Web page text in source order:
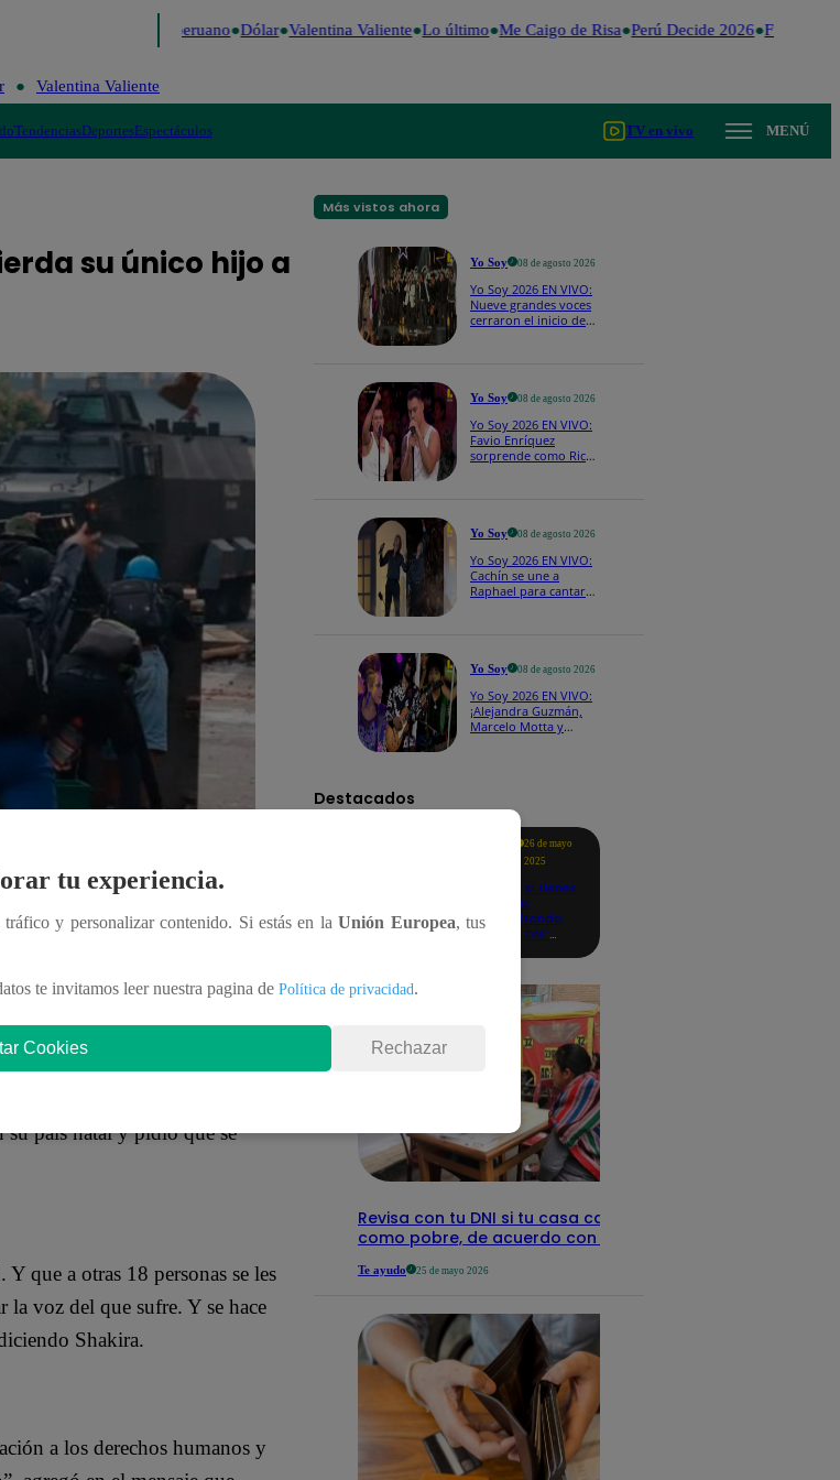
Fútbol peruano Dólar Valentina Valiente Lo último Me Caigo de Risa Perú Decide 2026 Fútbol
Valentina Valiente
TendenciasDeportesEspectáculos TV en vivo MENÚ
su único hijo a
que han sufrido sus
de Iván Duque.
su país natal y pidió que se
que a otras 18 personas se les
la voz del que sufre. Y se hace
Shakira.
a los derechos humanos y
Más vistos ahora
Yo Soy 08 de agosto 2026
Yo Soy 2026 EN VIVO:
Nueve grandes voces
cerraron el inicio de
Yo Soy 08 de agosto 2026
Yo Soy 2026 EN VIVO:
Favio Enríquez
sorprende como Ricky
Yo Soy 08 de agosto 2026
Yo Soy 2026 EN VIVO:
Cachín se une a
Raphael para cantar
Yo Soy 08 de agosto 2026
Yo Soy 2026 EN VIVO:
¡Alejandra Guzmán,
Marcelo Motta y
Destacados
26 de mayo
2025
Revisa si tienes
deudas
consultando
con tu DNI:
Revisa con tu DNI si tu casa califica
como pobre, de acuerdo con el Sisfoh
Te ayudo 25 de mayo 2026
tu experiencia.
y personalizar contenido. Si estás en laUnión Europea, tus
te invitamos leer nuestra pagina de Política de privacidad.
Cookies Rechazar